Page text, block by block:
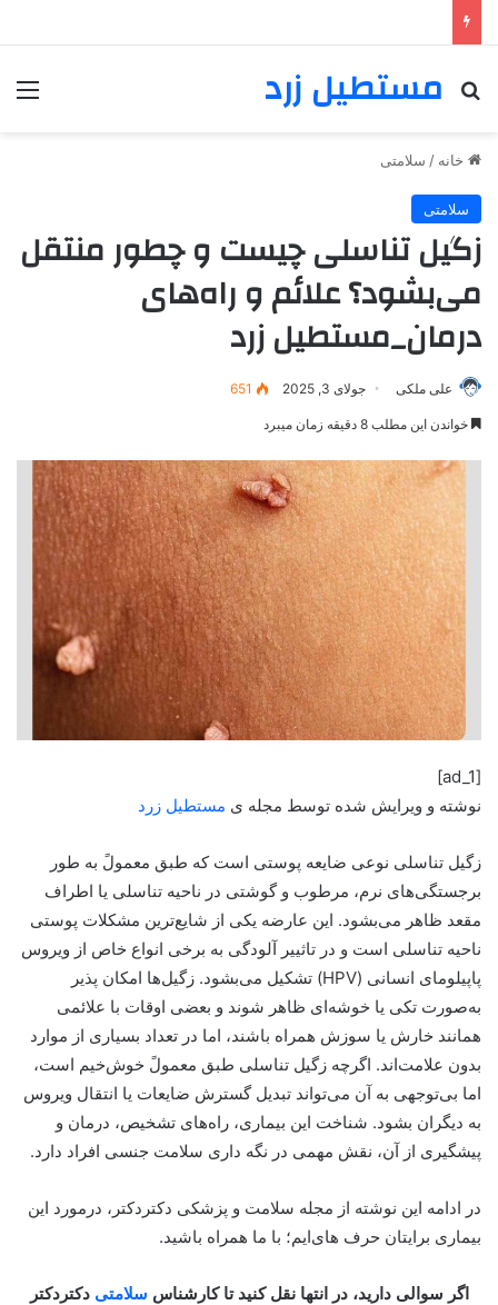
مستطیل زرد
خانه / سلامتی
سلامتی
زگیل تناسلی چیست و چطور منتقل
می‌بشود؟ علائم و راه‌های
درمان_مستطیل زرد
علی ملکی جولای 3, 2025 651
خواندن این مطلب 8 دقیقه زمان میبرد
[ad_1]
نوشته و ویرایش شده توسط مجله ی مستطیل زرد
زگیل تناسلی نوعی ضایعه پوستی است که طبق معمولً به طور
برجستگی‌های نرم، مرطوب و گوشتی در ناحیه تناسلی یا اطراف
مقعد ظاهر می‌بشود. این عارضه یکی از شایع‌ترین مشکلات پوستی
ناحیه تناسلی است و در تاثییر آلودگی به برخی انواع خاص از ویروس
پاپیلومای انسانی (HPV) تشکیل می‌بشود. زگیل‌ها امکان پذیر
به‌صورت تکی یا خوشه‌ای ظاهر شوند و بعضی اوقات با علائمی
همانند خارش یا سوزش همراه باشند، اما در تعداد بسیاری از موارد
بدون علامت‌اند. اگرچه زگیل تناسلی طبق معمولً خوش‌خیم است،
اما بی‌توجهی به آن می‌تواند تبدیل گسترش ضایعات یا انتقال ویروس
به دیگران بشود. شناخت این بیماری، راه‌های تشخیص، درمان و
پیشگیری از آن، نقش مهمی در نگه داری سلامت جنسی افراد دارد.
در ادامه این نوشته از مجله سلامت و پزشکی دکتردکتر، درمورد این
بیماری برایتان حرف های‌ایم؛ با ما همراه باشید.
اگر سوالی دارید، در انتها نقل کنید تا کارشناس سلامتی دکتردکتر